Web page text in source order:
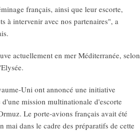
français, ainsi que leur escorte,
à intervenir avec nos partenaires", a
actuellement en mer Méditerranée, selon
Uni ont annoncé une initiative
mission multinationale d'escorte
Le porte-avions français avait été
mai dans le cadre des préparatifs de cette